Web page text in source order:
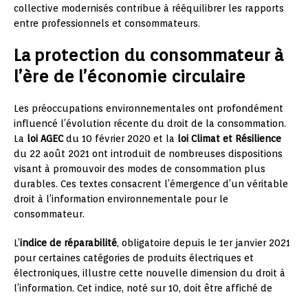
collective modernisés contribue à rééquilibrer les rapports
entre professionnels et consommateurs.
La protection du consommateur à
l’ère de l’économie circulaire
Les préoccupations environnementales ont profondément
influencé l’évolution récente du droit de la consommation.
La loi AGECdu 10 février 2020 et la loi Climat et Résilience
du 22 août 2021 ont introduit de nombreuses dispositions
visant à promouvoir des modes de consommation plus
durables. Ces textes consacrent l’émergence d’un véritable
droit à l’information environnementale pour le
consommateur.
L’indice de réparabilité, obligatoire depuis le 1er janvier 2021
pour certaines catégories de produits électriques et
électroniques, illustre cette nouvelle dimension du droit à
l’information. Cet indice, noté sur 10, doit être affiché de